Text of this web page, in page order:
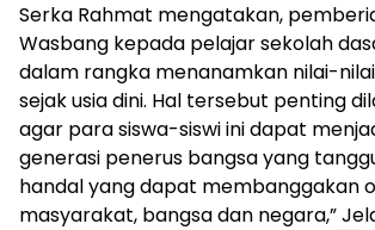
Serka Rahmat mengatakan,
Wasbang kepada pelajar sekolah
dalam rangka menanamkan nilai-
sejak usia dini. Hal tersebut penting
agar para siswa-siswi ini dapat
generasi penerus bangsa yang
handal yang dapat membanggakan
masyarakat, bangsa dan negara,”